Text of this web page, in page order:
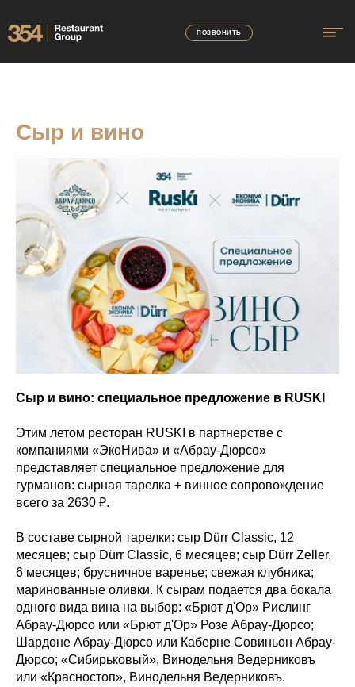
ПОЗВОНИТЬ
Сыр и вино
Сыр и вино: специальное предложение в RUSKI
Этим летом ресторан RUSKI в партнерстве с
компаниями «ЭкоНива» и «Абрау-Дюрсо»
представляет специальное предложение для
гурманов: сырная тарелка + винное сопровождение
всего за 2630 ₽.
В составе сырной тарелки: сыр Dürr Classic, 12
месяцев; сыр Dürr Classic, 6 месяцев; сыр Dürr Zeller,
6 месяцев; брусничное варенье; свежая клубника;
маринованные оливки. К сырам подается два бокала
одного вида вина на выбор: «Брют д'Ор» Рислинг
Абрау-Дюрсо или «Брют д'Ор» Розе Абрау-Дюрсо;
Шардоне Абрау-Дюрсо или Каберне Совиньон Абрау-
Дюрсо; «Сибирьковый», Винодельня Ведерниковъ
или «Красностоп», Винодельня Ведерниковъ.